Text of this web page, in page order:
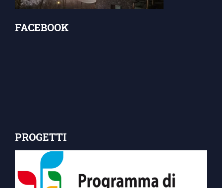
FACEBOOK
PROGETTI